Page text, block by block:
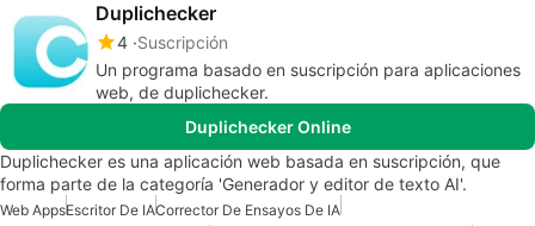
Duplichecker
4 Suscripción
Un programa basado en suscripción para aplicaciones
web, de duplichecker.
Duplichecker Online
Duplichecker es una aplicación web basada en suscripción, que
forma parte de la categoría 'Generador y editor de texto AI'.
Web AppsEscritor De IACorrector De Ensayos De IA